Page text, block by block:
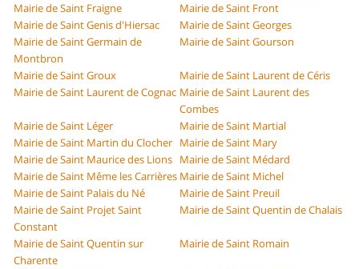
Mairie de Saint Fraigne
Mairie de Saint Front
Mairie de Saint Genis d'Hiersac
Mairie de Saint Georges
Mairie de Saint Germain de
Montbron
Mairie de Saint Gourson
Mairie de Saint Groux
Mairie de Saint Laurent de Céris
Mairie de Saint Laurent de Cognac Mairie de Saint Laurent des
Combes
Mairie de Saint Léger
Mairie de Saint Martial
Mairie de Saint Martin du Clocher Mairie de Saint Mary
Mairie de Saint Maurice des Lions Mairie de Saint Médard
Mairie de Saint Même les Carrières Mairie de Saint Michel
Mairie de Saint Palais du Né
Mairie de Saint Preuil
Mairie de Saint Projet Saint
Constant
Mairie de Saint Quentin de Chalais
Mairie de Saint Quentin sur
Charente
Mairie de Saint Romain